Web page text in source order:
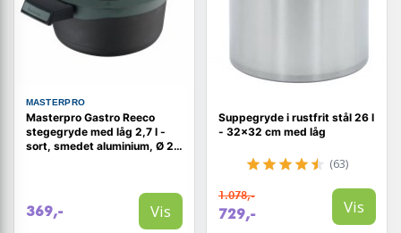
MASTERPRO
Masterpro Gastro Reeco
stegegryde med låg 2,7 l -
sort, smedet aluminium, Ø 20
369,- Vis
Suppegryde i rustfrit stål 26 l
- 32×32 cm med låg
(63)
1.078,-
729,- Vis